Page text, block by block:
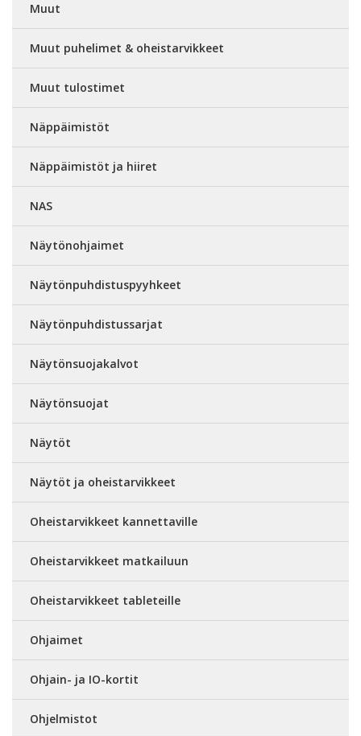
Muut
Muut puhelimet & oheistarvikkeet
Muut tulostimet
Näppäimistöt
Näppäimistöt ja hiiret
NAS
Näytönohjaimet
Näytönpuhdistuspyyhkeet
Näytönpuhdistussarjat
Näytönsuojakalvot
Näytönsuojat
Näytöt
Näytöt ja oheistarvikkeet
Oheistarvikkeet kannettaville
Oheistarvikkeet matkailuun
Oheistarvikkeet tableteille
Ohjaimet
Ohjain- ja IO-kortit
Ohjelmistot